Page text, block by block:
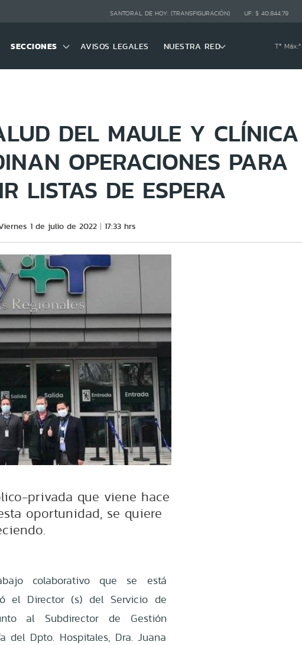
SANTORAL DE HOY: (TRANSFIGURACIÓN) UF: $ 40.844,79
SECCIONES AVISOS LEGALES NUESTRA RED Tª Máx:º
DEL MAULE Y CLÍNICA
OPERACIONES PARA
LISTAS DE ESPERA
1 de julio de 2022 17:33 hrs
privada que viene hace
oportunidad, se quiere
colaborativo que se está
el Director (s) del Servicio de
al Subdirector de Gestión
del Dpto. Hospitales, Dra. Juana